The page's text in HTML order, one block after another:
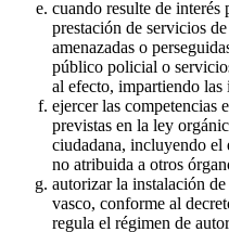
cuando resulte de
prestación de servicios
amenazadas o
público policial o
al efecto, impartiendo las
ejercer las competencias
previstas en la ley
ciudadana, incluyendo el
no atribuida a otros
autorizar la instalación
vasco, conforme al
regula el régimen de